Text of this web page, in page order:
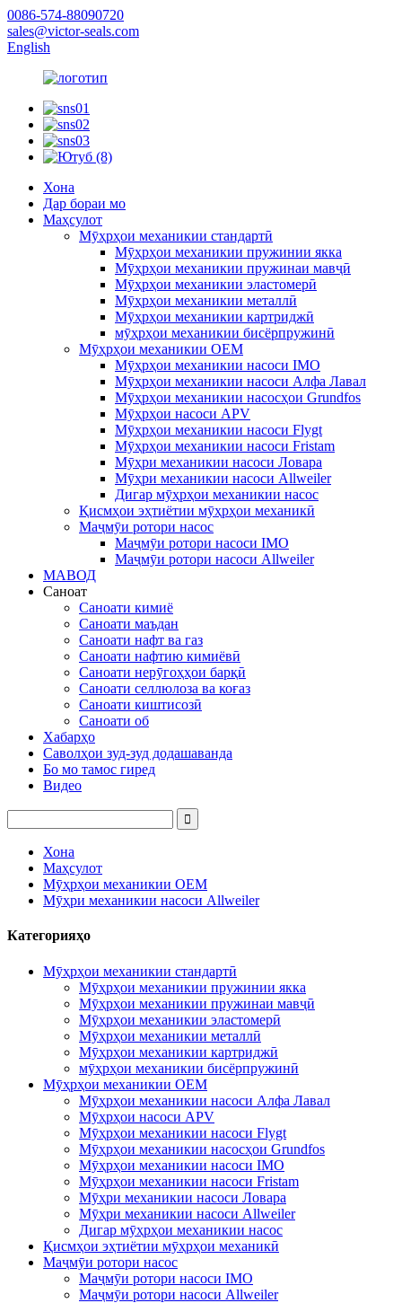
0086-574-88090720
sales@victor-seals.com
English
Хона
Дар бораи мо
Маҳсулот
Мӯҳрҳои механикии стандартӣ
Мӯҳрҳои механикии пружинии якка
Мӯҳрҳои механикии пружинаи мавҷӣ
Мӯҳрҳои механикии эластомерӣ
Мӯҳрҳои механикии металлӣ
Мӯҳрҳои механикии картриджӣ
мӯҳрҳои механикии бисёрпружинӣ
Мӯҳрҳои механикии OEM
Мӯҳрҳои механикии насоси IMO
Мӯҳрҳои механикии насоси Алфа Лавал
Мӯҳрҳои механикии насосҳои Grundfos
Мӯҳрҳои насоси APV
Мӯҳрҳои механикии насоси Flygt
Мӯҳрҳои механикии насоси Fristam
Мӯҳри механикии насоси Ловара
Мӯҳри механикии насоси Allweiler
Дигар мӯҳрҳои механикии насос
Қисмҳои эҳтиётии мӯҳрҳои механикӣ
Маҷмӯи ротори насос
Маҷмӯи ротори насоси IMO
Маҷмӯи ротори насоси Allweiler
МАВОД
Саноат
Саноати кимиё
Саноати маъдан
Саноати нафт ва газ
Саноати нафтию кимиёвӣ
Саноати нерӯгоҳҳои барқӣ
Саноати селлюлоза ва коғаз
Саноати киштисозӣ
Саноати об
Хабарҳо
Саволҳои зуд-зуд додашаванда
Бо мо тамос гиред
Видео
Хона
Маҳсулот
Мӯҳрҳои механикии OEM
Мӯҳри механикии насоси Allweiler
Категорияҳо
Мӯҳрҳои механикии стандартӣ
Мӯҳрҳои механикии пружинии якка
Мӯҳрҳои механикии пружинаи мавҷӣ
Мӯҳрҳои механикии эластомерӣ
Мӯҳрҳои механикии металлӣ
Мӯҳрҳои механикии картриджӣ
мӯҳрҳои механикии бисёрпружинӣ
Мӯҳрҳои механикии OEM
Мӯҳрҳои механикии насоси Алфа Лавал
Мӯҳрҳои насоси APV
Мӯҳрҳои механикии насоси Flygt
Мӯҳрҳои механикии насосҳои Grundfos
Мӯҳрҳои механикии насоси IMO
Мӯҳрҳои механикии насоси Fristam
Мӯҳри механикии насоси Ловара
Мӯҳри механикии насоси Allweiler
Дигар мӯҳрҳои механикии насос
Қисмҳои эҳтиётии мӯҳрҳои механикӣ
Маҷмӯи ротори насос
Маҷмӯи ротори насоси IMO
Маҷмӯи ротори насоси Allweiler